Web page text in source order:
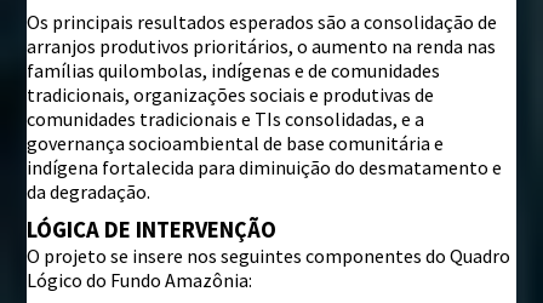
Os principais resultados esperados são a consolidação de
arranjos produtivos prioritários, o aumento na renda nas
famílias quilombolas, indígenas e de comunidades
tradicionais, organizações sociais e produtivas de
comunidades tradicionais e TIs consolidadas, e a
governança socioambiental de base comunitária e
indígena fortalecida para diminuição do desmatamento e
da degradação.
LÓGICA DE INTERVENÇÃO
O projeto se insere nos seguintes componentes do Quadro
Lógico do Fundo Amazônia: